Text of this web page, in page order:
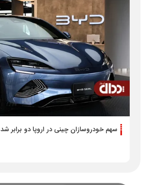
سهم خودروسازان چینی در اروپا دو برابر شد